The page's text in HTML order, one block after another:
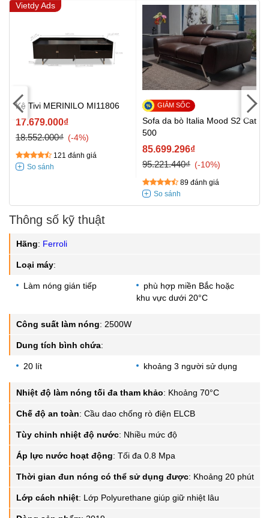
Vietdy Ads
Kệ Tivi MERINILO MI11806
17.679.000₫
18.552.000₫
-4%
121 đánh giá
Sofa da bò Italia Mood S2 Cat
500
85.699.296₫
95.221.440₫
-10%
89 đánh giá
Thông số kỹ thuật
Hãng: Ferroli
Loại máy:
Làm nóng gián tiếp
phù hợp miền Bắc hoặc
khu vực dưới 20°C
Công suất làm nóng: 2500W
Dung tích bình chứa:
20 lít khoảng 3 người sử dụng
Nhiệt độ làm nóng tối đa tham khảo: Khoảng 70°C
Chế độ an toàn: Cầu dao chống rò điện ELCB
Tùy chỉnh nhiệt độ nước: Nhiều mức độ
Áp lực nước hoạt động: Tối đa 0.8 Mpa
Thời gian đun nóng có thể sử dụng được: Khoảng 20 phút
Lớp cách nhiệt: Lớp Polyurethane giúp giữ nhiệt lâu